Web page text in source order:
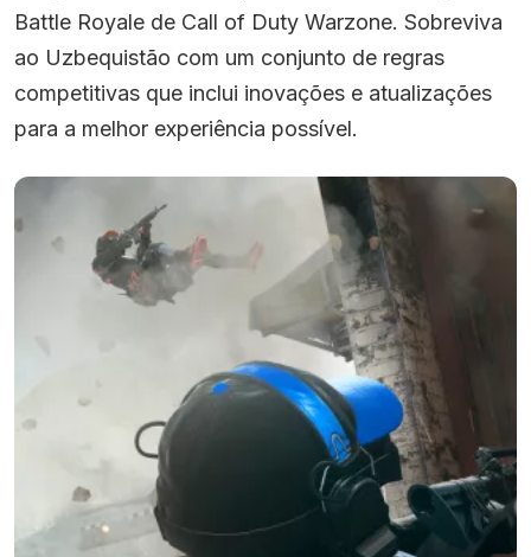
Battle Royale de Call of Duty Warzone. Sobreviva
ao Uzbequistão com um conjunto de regras
competitivas que inclui inovações e atualizações
para a melhor experiência possível.